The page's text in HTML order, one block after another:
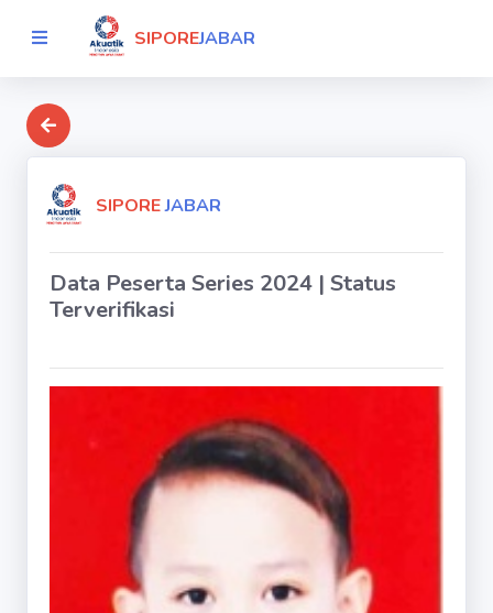
SIPOREJABAR
SIPOREJABAR
Data Peserta Series 2024 | Status
Terverifikasi